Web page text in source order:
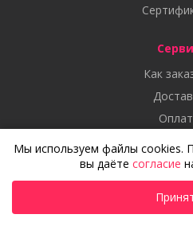
Как
Статьи
Дизайн
Мы используем файлы cookies.
вы даёте согласие